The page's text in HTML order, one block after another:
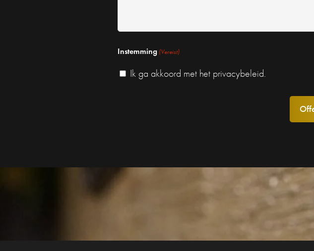
*
Instemming (Vereist)
Ik ga akkoord met het privacybeleid.